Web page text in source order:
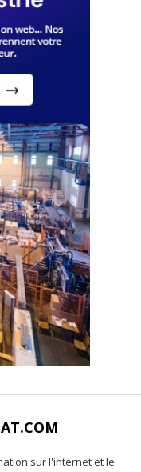
sur l'internet et le